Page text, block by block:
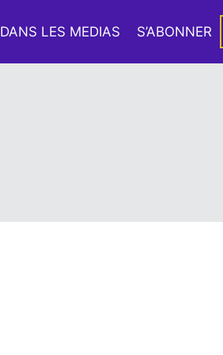
DANS LES MEDIAS S’ABONNER